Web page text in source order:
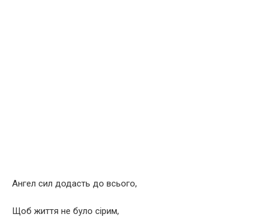
Ангел сил додасть до всього,
Щоб життя не було сірим,